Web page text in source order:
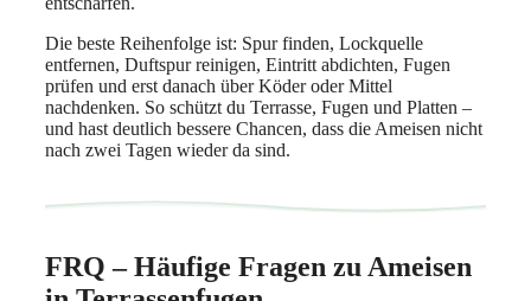
Die beste Reihenfolge ist: Spur finden, Lockquelle
entfernen, Duftspur reinigen, Eintritt abdichten, Fugen
prüfen und erst danach über Köder oder Mittel
nachdenken. So schützt du Terrasse, Fugen und Platten –
und hast deutlich bessere Chancen, dass die Ameisen nicht
nach zwei Tagen wieder da sind.
FRQ – Häufige Fragen zu Ameisen